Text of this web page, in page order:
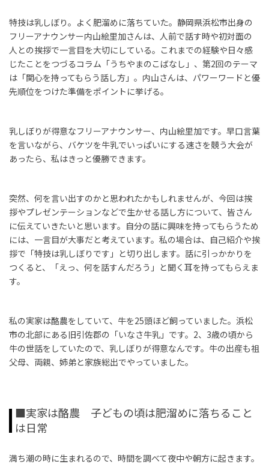
特技は乳しぼり。よく肥溜めに落ちていた。静岡県浜松市出身の
フリーアナウンサー内山絵里加さんは、人前で話す時や初対面の
人との挨拶で一言目を大切にしている。これまでの経験や日々感
じたことをつづるコラム「うちやまのこばなし」、第2回のテーマ
は「関心を持ってもらう話し方」。内山さんは、パワーワードと優
先順位をつけた準備をポイントに挙げる。
乳しぼりが得意なフリーアナウンサー、内山絵里加です。早口言葉
を言いながら、バケツを牛乳でいっぱいにする速さを競う大会が
あったら、私はきっと優勝できます。
突然、何を言い出すのかと思われたかもしれませんが、今回は挨
拶やプレゼンテーションなどで生かせる話し方について、皆さん
に伝えていきたいと思います。自分の話に興味を持ってもらうため
には、一言目が大事だと考えています。私の場合は、自己紹介や挨
拶で「特技は乳しぼりです」と切り出します。話に引っかかりを
つくると、「えっ、何を話すんだろう」と聞く耳を持ってもらえま
す。
私の実家は酪農をしていて、牛を25頭ほど飼っていました。浜松
市の北部にある旧引佐郡の「いなさ牛乳」です。 2、 3歳の頃から
牛の世話をしていたので、乳しぼりが得意なんです。牛の出産も祖
父母、両親、姉弟と家族総出でやっていました。
■実家は酪農 子どもの頃は肥溜めに落ちること
は日常
満ち潮の時に生まれるので、時間を調べて夜中や朝方に起きます。